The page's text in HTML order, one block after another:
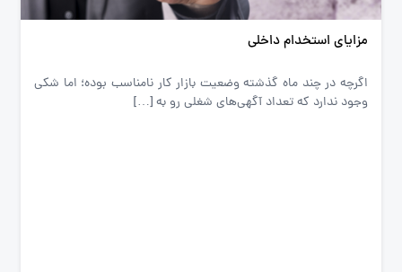
مزایای استخدام داخلی
اگرچه در چند ماه گذشته وضعیت بازار کار نامناسب بوده؛ اما شکی
وجود ندارد که تعداد آگهی‌های شغلی رو به […]